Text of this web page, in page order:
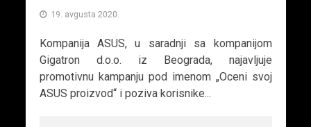
19. avgusta 2020.
Kompanija ASUS, u saradnji sa kompanijom
Gigatron d.o.o. iz Beograda, najavljuje
promotivnu kampanju pod imenom „Oceni svoj
ASUS proizvod“ i poziva korisnike...